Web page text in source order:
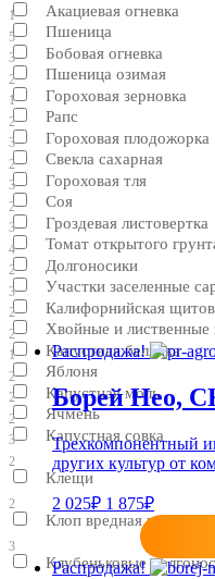
1
Пшеница
3
Пшеница озимая
1
Рапс
3
Свекла сахарная
3
Соя
3
Томат открытого
2
Участки заселенные
2
Хвойные и
1
Яблоня
2
Ячмень
3
Акациевая огневка
5
Бобовая огневка
2
Гороховая зерновка
2
Гороховая плодожорка
2
Гороховая тля
2
Гроздевая листовертка
4
Долгоносики
3
Калифорнийская
2
Капустная белянка
2
Капустная моль
2
Капустная совка
2
Клещи
2
Клоп вредная
3
Клубеньковые
Распродажа!
Борей Нео,
Трехкомпонентный
других культур от
2 025₽ 1 875₽
Распродажа!